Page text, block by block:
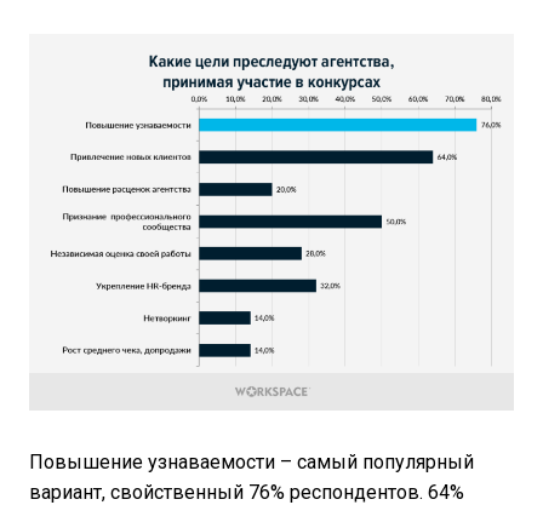
Повышение узнаваемости – самый популярный
вариант, свойственный 76% респондентов. 64%